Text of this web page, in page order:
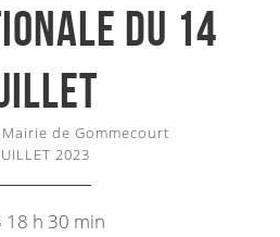
DU 14
Mairie de Gommecourt
2023
18 h 30 min